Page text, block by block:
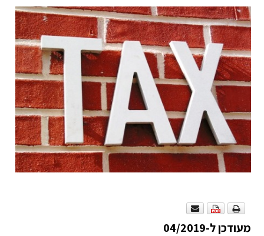
מעודכן ל-04/2019